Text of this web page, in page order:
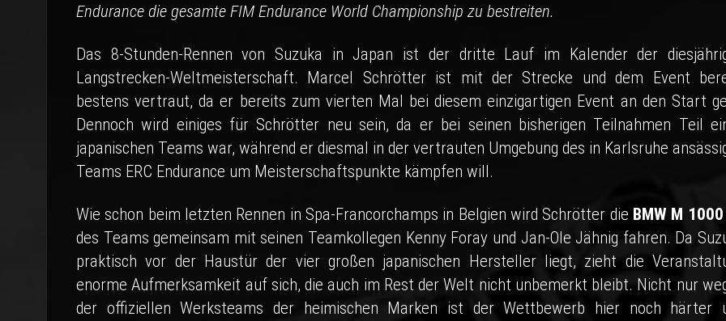
Endurance die gesamte FIM Endurance World Championship zu bestreiten.
Das 8-Stunden-Rennen von Suzuka in Japan ist der dritte Lauf im Kalender der
Langstrecken-Weltmeisterschaft. Marcel Schrötter ist mit der Strecke und dem Event
bestens vertraut, da er bereits zum vierten Mal bei diesem einzigartigen Event an den Start
Dennoch wird einiges für Schrötter neu sein, da er bei seinen bisherigen Teilnahmen Teil
japanischen Teams war, während er diesmal in der vertrauten Umgebung des in Karlsruhe
Teams ERC Endurance um Meisterschaftspunkte kämpfen will.
Wie schon beim letzten Rennen in Spa-Francorchamps in Belgien wird Schrötter die BMW M 1000
des Teams gemeinsam mit seinen Teamkollegen Kenny Foray und Jan-Ole Jähnig fahren. Da
praktisch vor der Haustür der vier großen japanischen Hersteller liegt, zieht die
enorme Aufmerksamkeit auf sich, die auch im Rest der Welt nicht unbemerkt bleibt. Nicht nur
der offiziellen Werksteams der heimischen Marken ist der Wettbewerb hier noch härter